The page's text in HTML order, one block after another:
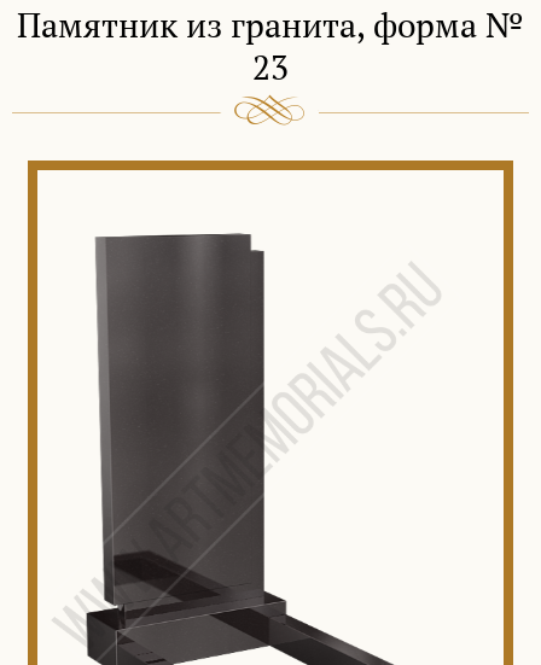
Памятник из гранита, форма №
23